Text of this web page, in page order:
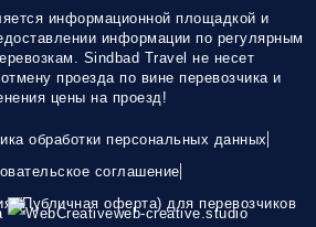
информационной площадкой и
информации по регулярным
Sindbad Travel не несет
проезда по вине перевозчика и
цены на проезд!
обработки персональных данных
соглашение
(Публичная оферта) для перевозчиков
web-creative.studio